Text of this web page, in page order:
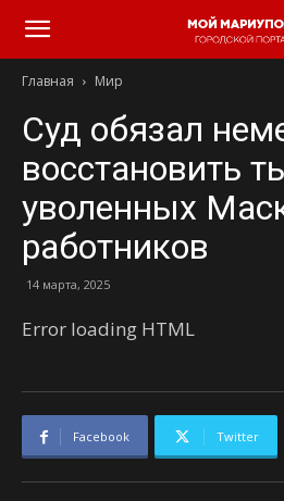
Главная Мир
Суд обязал
восстановить
уволенных
работников
14 марта, 2025
Error loading HTML
Facebook Twitter